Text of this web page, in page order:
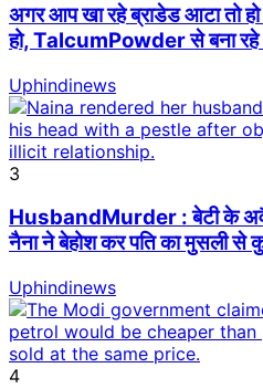
अगर आप खा रहे ब्राडेड आटा तो हो
हो, TalcumPowder से बना रहे
Uphindinews
3
HusbandMurder : बेटी के
नैना ने बेहोश कर पति का मुसली से
Uphindinews
4